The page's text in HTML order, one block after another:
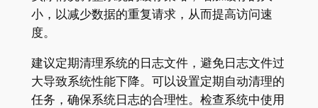
小，以减少数据的重复请求，从而提高访问速
度。
建议定期清理系统的日志文件，避免日志文件过
大导致系统性能下降。可以设置定期自动清理的
任务，确保系统日志的合理性。检查系统中使用